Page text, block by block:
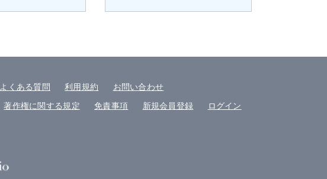
よくある質問 利用規約 お問い合わせ
著作権に関する規定 免責事項 新規会員登録 ログイン